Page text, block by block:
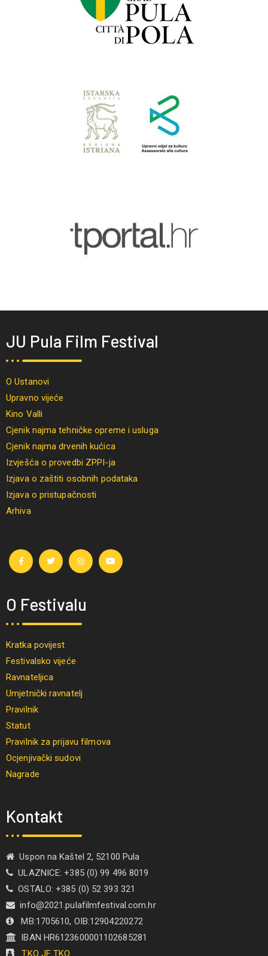
JU Pula Film Festival
O Ustanovi
Upravno vijeće
Kino Valli
Cjenik najma tehničke opreme i usluga
Cjenik najma drvenih kućica
Izvješća o provedbi ZPPI-ja
Izjava o zaštiti osobnih podataka
Izjava o pristupačnosti
Arhiva
O Festivalu
Kratka povijest
Festivalsko vijeće
Ravnateljica
Umjetnički ravnatelj
Pravilnik
Statut
Pravilnik za prijavu filmova
Ocjenjivački sudovi
Nagrade
Kontakt
Uspon na Kaštel 2, 52100 Pula
ULAZNICE: +385 (0) 99 496 8019
OSTALO: +385 (0) 52 393 321
info@2021.pulafilmfestival.com.hr
MB:1705610, OIB:12904220272
IBAN HR6123600001102685281
TKO JE TKO